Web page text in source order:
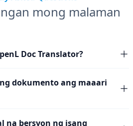
mong malaman
Doc Translator?
dokumento ang maaari
na bersyon ng isang